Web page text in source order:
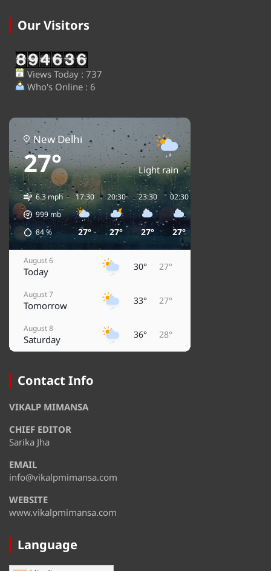
Our Visitors
Views Today : 737
Who's Online : 6
New Delhi
27° Light rain
6.3 mph
999mb
84%
17:30
27°
20:30
27°
23:30
27°
02:30
27°
August 6
Today 30° 27°
August 7
Tomorrow 33° 27°
August 8
Saturday 36° 28°
Sunday
Monday
August 11
Tuesday
August 12
Wednesday
Contact Info
VIKALP MIMANSA
CHIEF EDITOR
Sarika Jha
EMAIL
info@vikalpmimansa.com
WEBSITE
www.vikalpmimansa.com
Language